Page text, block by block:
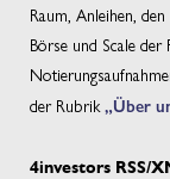
Raum, Anleihen,
Börse und Scale
der Rubrik„Über
4investors RSS/